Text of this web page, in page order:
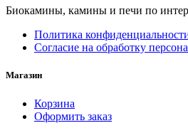
Биокамины, камины и печи по
Политика
Согласие на обработку
Магазин
Корзина
Оформить заказ